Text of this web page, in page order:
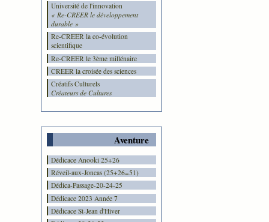
Université de l'innovation
« Re-CREER le développement
durable »
Re-CREER la co-évolution
scientifique
Re-CREER le 3ème millénaire
CREER la croisée des sciences
Créatifs Culturels
Créateurs de Cultures
Aventure
Dédicace Anooki 25+26
Réveil-aux-Joncas (25+26=51)
Dédica-Passage-20-24-25
Dédicace 2023 Année 7
Dédicace St-Jean d'Hiver